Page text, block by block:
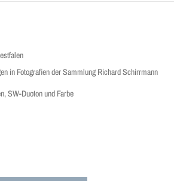
in Fotografien der Sammlung Richard Schirrmann
SW-Duoton und Farbe